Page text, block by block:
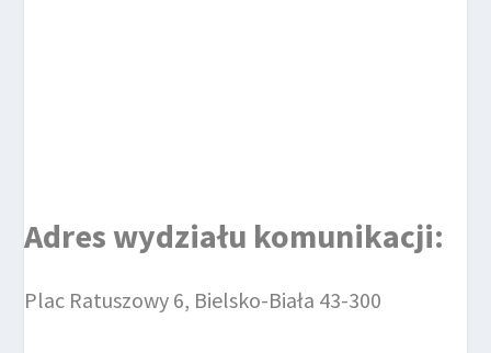
Adres wydziału komunikacji:
Plac Ratuszowy 6, Bielsko-Biała 43-300